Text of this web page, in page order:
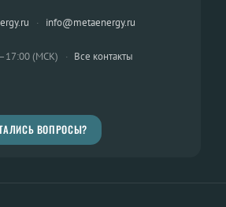
· info@metaenergy.ru
(МСК) · Все контакты
ВОПРОСЫ?